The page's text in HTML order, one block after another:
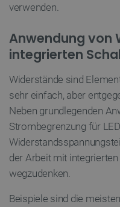
verwenden.
Anwendung von
integrierten
Widerstände sind
sehr einfach, aber
Neben grundlegenden
Strombegrenzung für
der Arbeit mit
wegzudenken.
Beispiele sind die
critAccountId